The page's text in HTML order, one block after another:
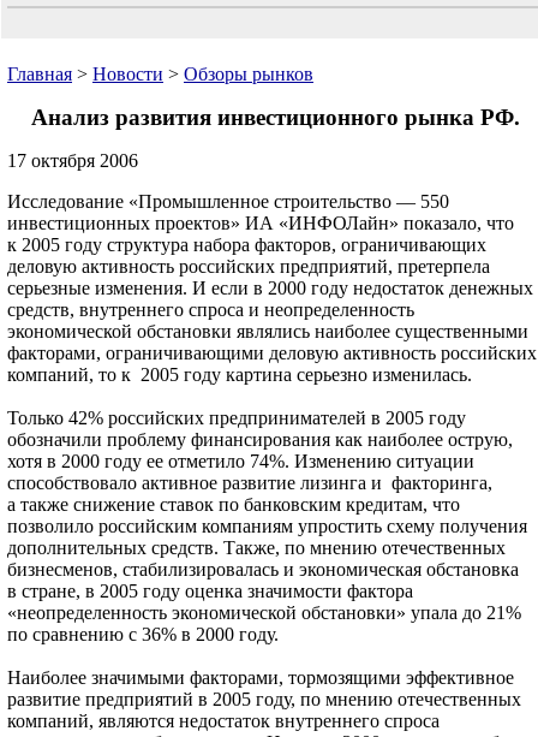
Главная > Новости > Обзоры рынков
Анализ развития инвестиционного рынка РФ.
17 октября 2006
Исследование «Промышленное строительство — 550
инвестиционных проектов» ИА «ИНФОЛайн» показало, что
к 2005 году структура набора факторов, ограничивающих
деловую активность российских предприятий, претерпела
серьезные изменения. И если в 2000 году недостаток денежных
средств, внутреннего спроса и неопределенность
экономической обстановки являлись наиболее существенными
факторами, ограничивающими деловую активность российских
компаний, то к 2005 году картина серьезно изменилась.
Только 42% российских предпринимателей в 2005 году
обозначили проблему финансирования как наиболее острую,
хотя в 2000 году ее отметило 74%. Изменению ситуации
способствовало активное развитие лизинга и факторинга,
а также снижение ставок по банковским кредитам, что
позволило российским компаниям упростить схему получения
дополнительных средств. Также, по мнению отечественных
бизнесменов, стабилизировалась и экономическая обстановка
в стране, в 2005 году оценка значимости фактора
«неопределенность экономической обстановки» упала до 21%
по сравнению с 36% в 2000 году.
Наиболее значимыми факторами, тормозящими эффективное
развитие предприятий в 2005 году, по мнению отечественных
компаний, являются недостаток внутреннего спроса